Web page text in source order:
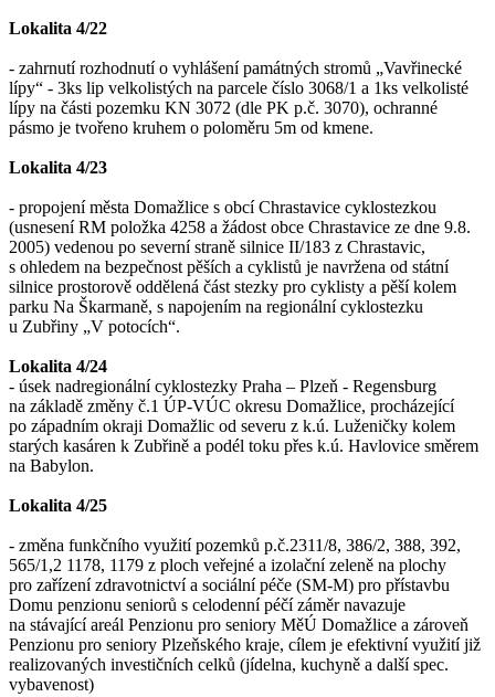
Lokalita 4/22
- zahrnutí rozhodnutí o vyhlášení památných stromů „Vavřinecké
lípy“ - 3ks lip velkolistých na parcele číslo 3068/1 a 1ks velkolisté
lípy na části pozemku KN 3072 (dle PK p.č. 3070), ochranné
pásmo je tvořeno kruhem o poloměru 5m od kmene.
Lokalita 4/23
- propojení města Domažlice s obcí Chrastavice cyklostezkou
(usnesení RM položka 4258 a žádost obce Chrastavice ze dne 9.8.
2005) vedenou po severní straně silnice II/183 z Chrastavic,
s ohledem na bezpečnost pěších a cyklistů je navržena od státní
silnice prostorově oddělená část stezky pro cyklisty a pěší kolem
parku Na Škarmaně, s napojením na regionální cyklostezku
u Zubřiny „V potocích“.
Lokalita 4/24
- úsek nadregionální cyklostezky Praha – Plzeň - Regensburg
na základě změny č.1 ÚP-VÚC okresu Domažlice, procházející
po západním okraji Domažlic od severu z k.ú. Luženičky kolem
starých kasáren k Zubřině a podél toku přes k.ú. Havlovice směrem
na Babylon.
Lokalita 4/25
- změna funkčního využití pozemků p.č.2311/8, 386/2, 388, 392,
565/1,2 1178, 1179 z ploch veřejné a izolační zeleně na plochy
pro zařízení zdravotnictví a sociální péče (SM-M) pro přístavbu
Domu penzionu seniorů s celodenní péčí záměr navazuje
na stávající areál Penzionu pro seniory MěÚ Domažlice a zároveň
Penzionu pro seniory Plzeňského kraje, cílem je efektivní využití již
realizovaných investičních celků (jídelna, kuchyně a další spec.
vybavenost)